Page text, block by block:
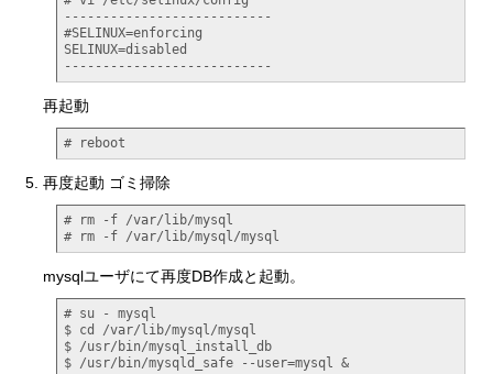
---------------------------
#SELINUX=enforcing
SELINUX=disabled
---------------------------
再起動
# reboot
再度起動 ゴミ掃除
# rm -f /var/lib/mysql
# rm -f /var/lib/mysql/mysql
mysqlユーザにて再度DB作成と起動。
# su - mysql
$ cd /var/lib/mysql/mysql
$ /usr/bin/mysql_install_db
$ /usr/bin/mysqld_safe --user=mysql &